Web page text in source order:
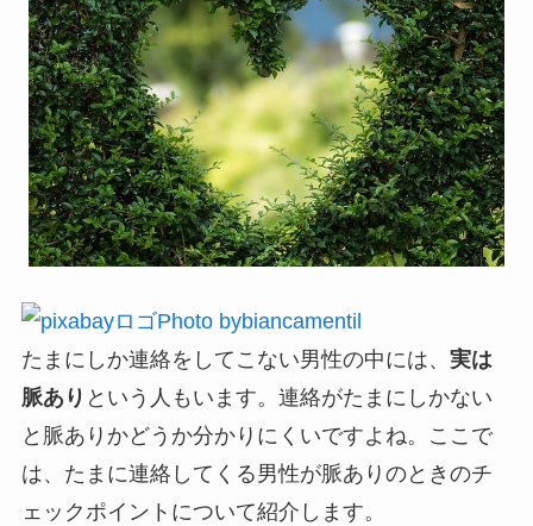
Photo bybiancamentil
たまにしか連絡をしてこない男性の中には、 実は
脈あり という人もいます。連絡がたまにしかない
と脈ありかどうか分かりにくいですよね。ここで
は、たまに連絡してくる男性が脈ありのときのチ
ェックポイントについて紹介します。